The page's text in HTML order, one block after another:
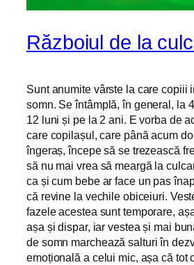
Războiul de la
Sunt anumite vârste la care copiii
somn. Se întâmplă, în general, la
12 luni și pe la 2 ani. E vorba de
care copilașul, care până acum
îngeraș, începe să se trezească
să nu mai vrea să meargă la
ca și cum bebe ar face un pas
că revine la vechile obiceiuri.
fazele acestea sunt temporare,
așa și dispar, iar vestea și mai
de somn marchează salturi în
emoțională a celui mic, așa că tot